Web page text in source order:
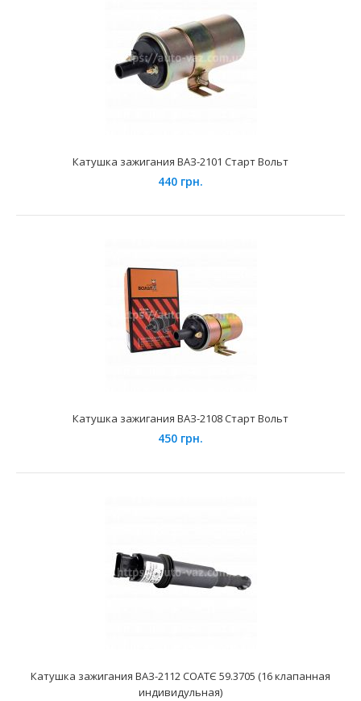
Применение на автомобилях семейства ВАЗ-2110-12 с 16-
Катушка зажигания ВАЗ-2101 Старт Вольт
440 грн.
Катушка зажигания ВАЗ-2108 Старт Вольт
450 грн.
Катушка зажигания ВАЗ-2112 СОАТЄ 59.3705 (16 клапанная
индивидульная)